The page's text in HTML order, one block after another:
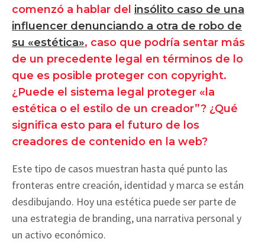
comenzó a hablar del insólito caso de una
influencer denunciando a otra de robo de
su «estética», caso que podría sentar más
de un precedente legal en términos de lo
que es posible proteger con copyright.
¿Puede el sistema legal proteger «la
estética o el estilo de un creador”? ¿Qué
significa esto para el futuro de los
creadores de contenido en la web?
Este tipo de casos muestran hasta qué punto las
fronteras entre creación, identidad y marca se están
desdibujando. Hoy una estética puede ser parte de
una estrategia de branding, una narrativa personal y
un activo económico.